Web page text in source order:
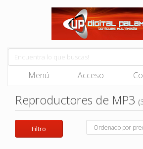
Menú Acceso
Reproductores de MP3
Filtro